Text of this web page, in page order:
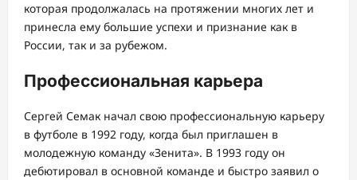
которая продолжалась на протяжении многих лет и
принесла ему большие успехи и признание как в
России, так и за рубежом.
Профессиональная карьера
Сергей Семак начал свою профессиональную карьеру
в футболе в 1992 году, когда был приглашен в
молодежную команду «Зенита». В 1993 году он
дебютировал в основной команде и быстро заявил о